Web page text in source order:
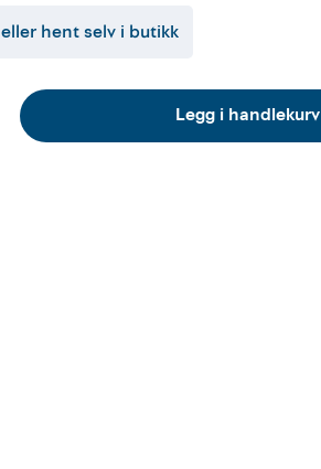
eller hent selv i butikk
Legg i handlekurv